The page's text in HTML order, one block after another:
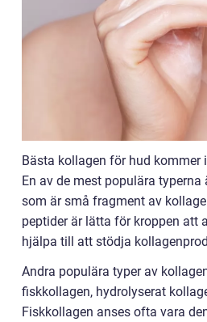
Bästa kollagen för hud kommer
En av de mest populära typerna
som är små fragment av
peptider är lätta för kroppen att
hjälpa till att stödja
Andra populära typer av
fiskkollagen, hydrolyserat
Fiskkollagen anses ofta vara